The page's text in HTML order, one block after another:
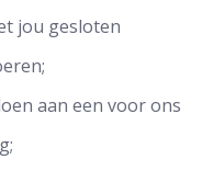
jou gesloten
aan een voor ons